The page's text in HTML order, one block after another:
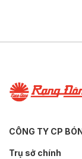
CÔNG TY CP
Trụ sở chính